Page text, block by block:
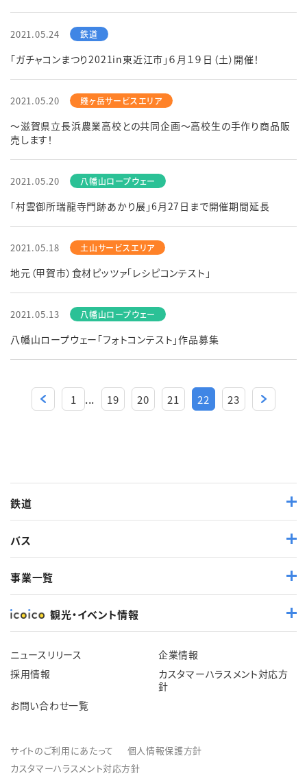
2021.05.24
「ガチャコンまつり2021in東近江市」６月１９日（土）開催！
2021.05.20
～滋賀県立長浜農業高校との共同企画～高校生の手作り商品販
売します！
2021.05.20
「村雲御所瑞龍寺門跡あかり展」6月27日まで開催期間延長
2021.05.18
地元（甲賀市）食材ピッツァ「レシピコンテスト」
2021.05.13
八幡山ロープウェー「フォトコンテスト」作品募集
1 ... 19 20 21 22 23
鉄道
バス
事業一覧
観光・イベント情報
ニュースリリース
企業情報
採用情報
カスタマーハラスメント対応方
針
お問い合わせ一覧
サイトのご利用にあたって
個人情報保護方針
カスタマーハラスメント対応方針